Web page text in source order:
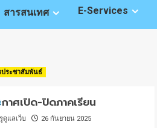
สารสนเทศ E-Services
ระชาสัมพันธ์
กาศเปิด-ปิดภาคเรียน
ดูแลเว็บ 26 กันยายน 2025